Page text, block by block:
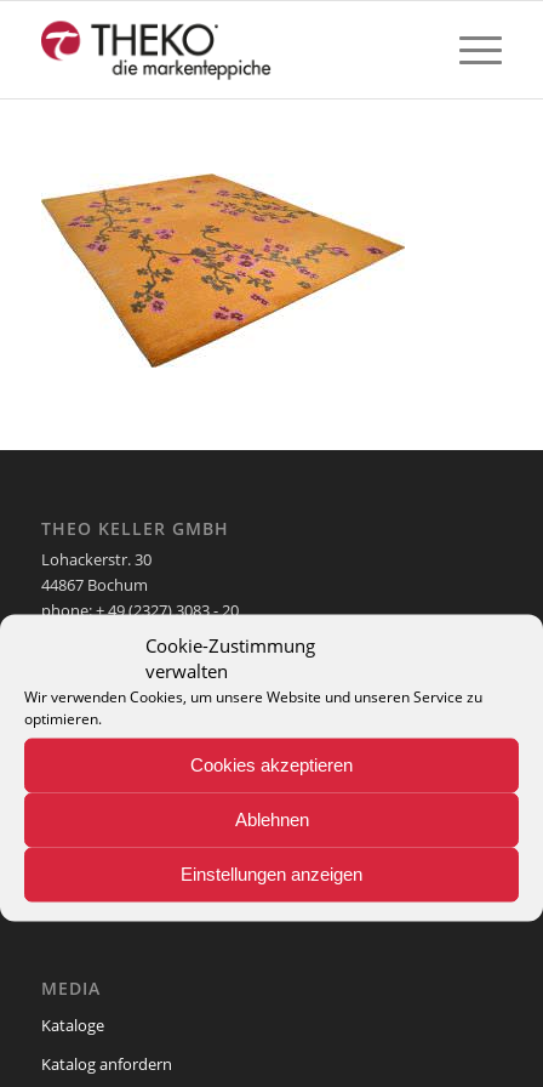
Cookie-Zustimmung
verwalten
Wir verwenden Cookies, um unsere Website und unseren Service zu
optimieren.
Cookies akzeptieren
Ablehnen
Einstellungen anzeigen
THEO KELLER GMBH
Lohackerstr. 30
44867 Bochum
phone: + 49 (2327) 3083 - 20
info@theko-collection.com
Teppich-Lexikon
MEDIA
Kataloge
Katalog anfordern